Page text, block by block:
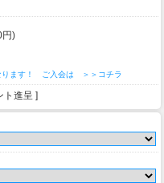
円)
ります！ ご入会は ＞＞コチラ
進呈 ]